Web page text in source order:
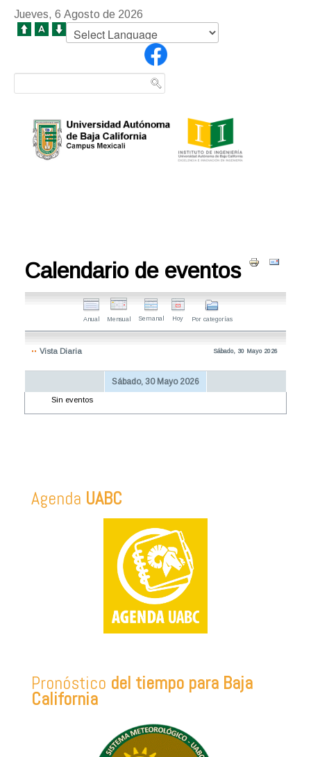
Jueves, 6 Agosto de 2026
Calendario de eventos
Anual Mensual Semanal Hoy Por categorías
Vista Diaria Sábado, 30 Mayo 2026
Sábado, 30 Mayo 2026
Sin eventos
Agenda UABC
Pronóstico del tiempo para Baja
California